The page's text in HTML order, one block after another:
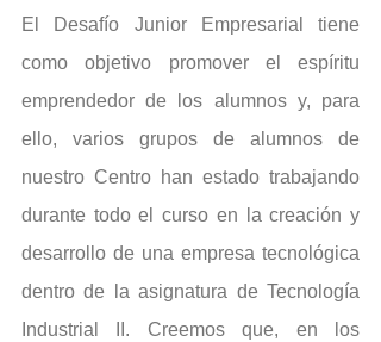
El Desafío Junior Empresarial tiene
como objetivo promover el espíritu
emprendedor de los alumnos y, para
ello, varios grupos de alumnos de
nuestro Centro han estado trabajando
durante todo el curso en la creación y
desarrollo de una empresa tecnológica
dentro de la asignatura de Tecnología
Industrial II. Creemos que, en los